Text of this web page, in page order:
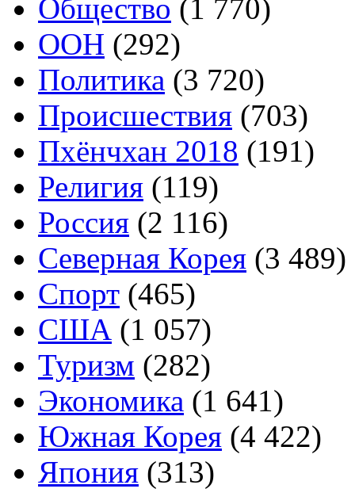
Общество (1 770)
ООН (292)
Политика (3 720)
Происшествия (703)
Пхёнчхан 2018 (191)
Религия (119)
Россия (2 116)
Северная Корея (3 489)
Спорт (465)
США (1 057)
Туризм (282)
Экономика (1 641)
Южная Корея (4 422)
Япония (313)